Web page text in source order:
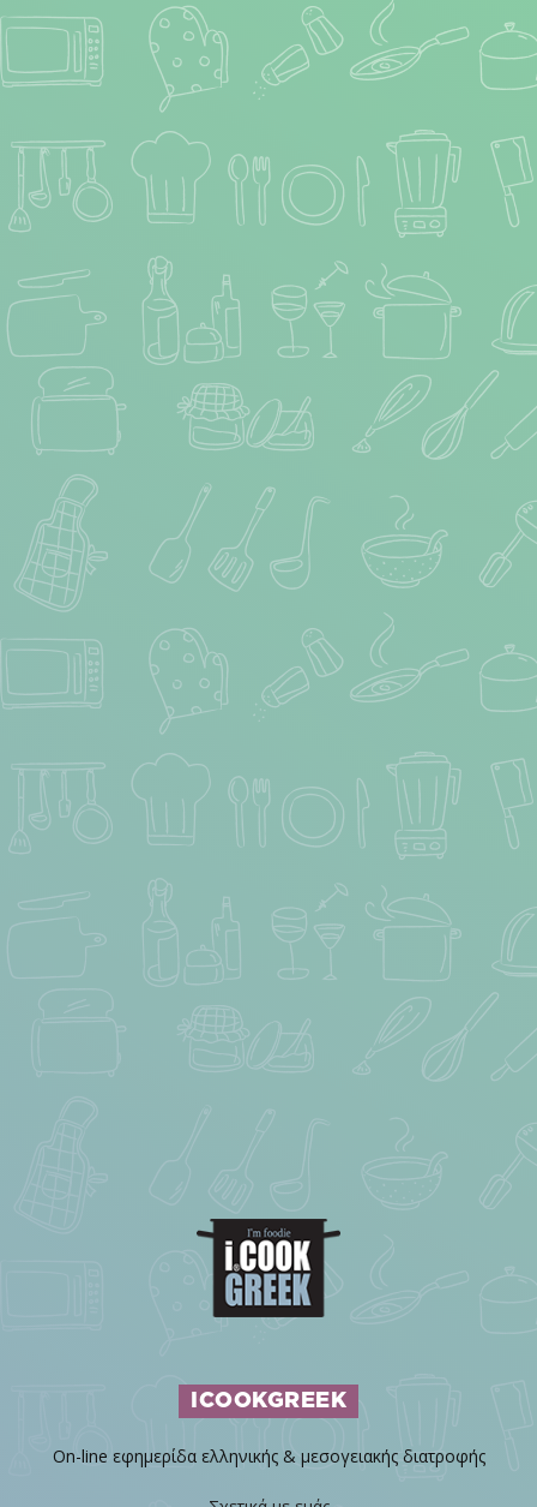
ICOOKGREEK
On-line εφημερίδα ελληνικής & μεσογειακής διατροφής